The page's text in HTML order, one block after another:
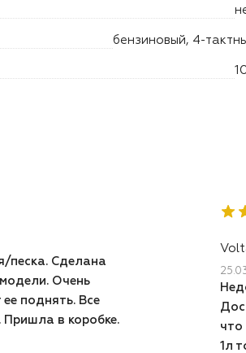
бензиновый, 4-
песка. Сделана
Очень
поднять. Все
Пришла в коробке.
что
1л